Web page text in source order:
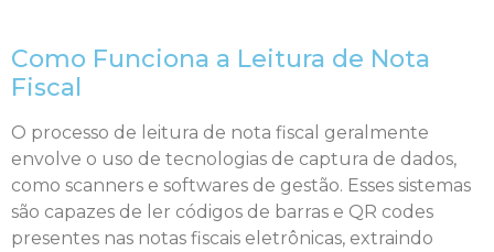
Como Funciona a Leitura de Nota
Fiscal
O processo de leitura de nota fiscal geralmente
envolve o uso de tecnologias de captura de dados,
como scanners e softwares de gestão. Esses sistemas
são capazes de ler códigos de barras e QR codes
presentes nas notas fiscais eletrônicas, extraindo